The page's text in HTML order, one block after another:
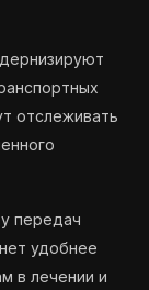
отслеживать
передач
удобнее
в лечении и